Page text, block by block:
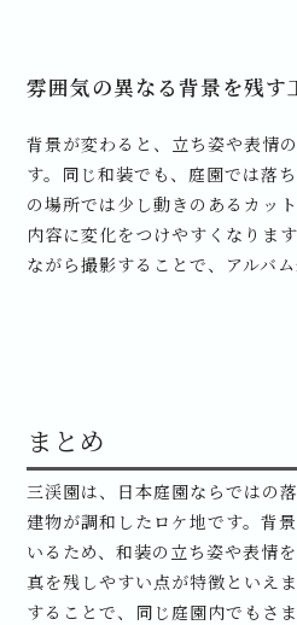
雰囲気の異なる背景を残す
背景が変わると、立ち姿や表情
す。同じ和装でも、庭園では落
の場所では少し動きのあるカッ
内容に変化をつけやすくなりま
ながら撮影することで、アルバ
まとめ
三渓園は、日本庭園ならではの
建物が調和したロケ地です。背
いるため、和装の立ち姿や表情
真を残しやすい点が特徴といえ
することで、同じ庭園内でもさ